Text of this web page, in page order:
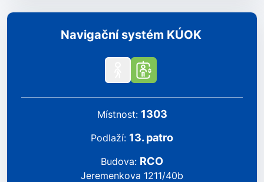
Navigační systém KÚOK
místnost: 1303
podlaží: 13.patro
Budova: RCO
Jeremenkova 1211/40b